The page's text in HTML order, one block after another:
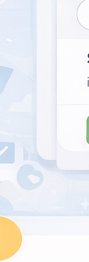
dan
Istimewa